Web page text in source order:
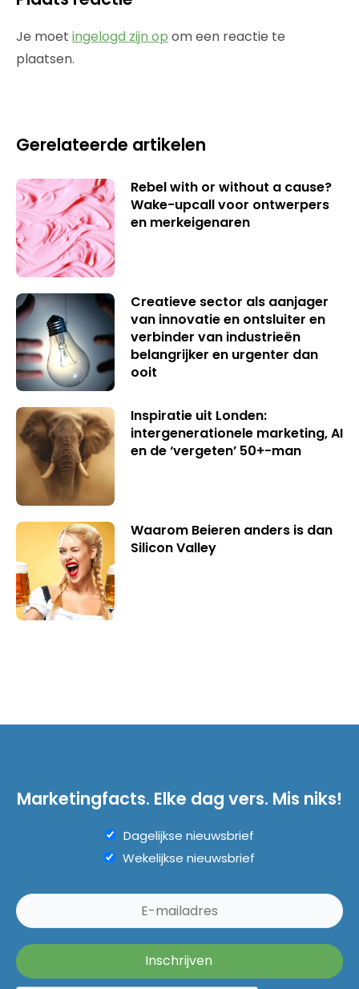
Je moet ingelogd zijn op om een reactie te
plaatsen.
Gerelateerde artikelen
Rebel with or without a cause?
Wake-upcall voor ontwerpers
en merkeigenaren
Creatieve sector als aanjager
van innovatie en ontsluiter en
verbinder van industrieën
belangrijker en urgenter dan
ooit
Inspiratie uit Londen:
intergenerationele marketing, AI
en de ‘vergeten’ 50+-man
Waarom Beieren anders is dan
Silicon Valley
Marketingfacts. Elke dag vers. Mis niks!
Dagelijkse nieuwsbrief
Wekelijkse nieuwsbrief